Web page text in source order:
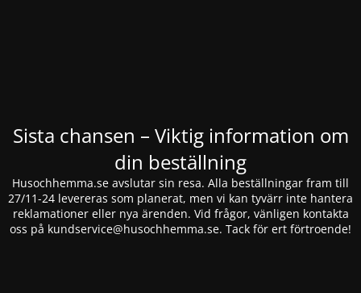
Sista chansen – Viktig information om
din beställning
Husochhemma.se avslutar sin resa. Alla beställningar fram till
27/11-24 levereras som planerat, men vi kan tyvärr inte hantera
reklamationer eller nya ärenden. Vid frågor, vänligen kontakta
oss på kundservice@husochhemma.se. Tack för ert förtroende!